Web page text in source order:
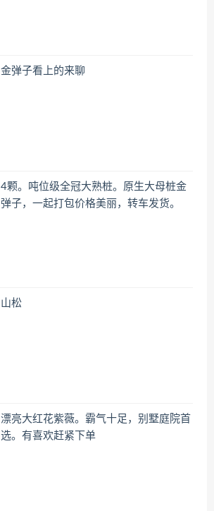
金弹子看上的来聊
4颗。吨位级全冠大熟桩。原生大母桩金
弹子，一起打包价格美丽，转车发货。
山松
漂亮大红花紫薇。霸气十足，别墅庭院首
选。有喜欢赶紧下单